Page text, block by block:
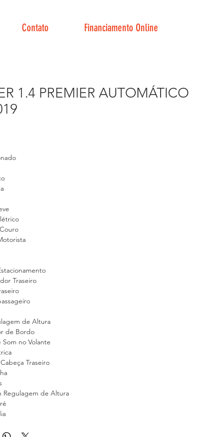
Contato Financiamento Online
1.4 PREMIER AUTOMÁTICO
Traseiro
de Altura
de Bordo
no Volante
Traseiro
Regulagem de Altura